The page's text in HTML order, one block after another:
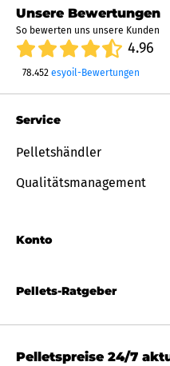
Unsere Bewertungen
So bewerten uns unsere Kunden
4.96
78.452 esyoil-Bewertungen
Pellets-Ratgeber
Service
Pelletshändler
Qualitätsmanagement
Konto
Pelletspreise 24/7